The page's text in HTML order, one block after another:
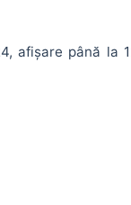
afișare până la